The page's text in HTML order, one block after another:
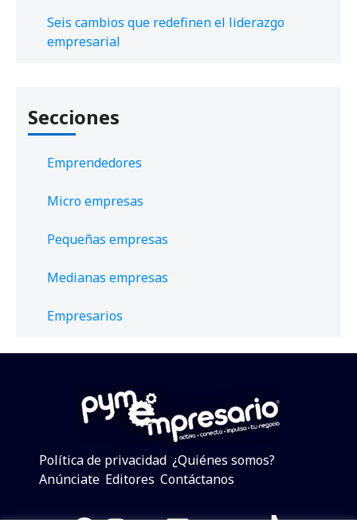
Seis cambios que redefinen el liderazgo
empresarial
Secciones
Emprendedores
Micro empresas
Pequeñas empresas
Medianas empresas
Empresarios
Política de privacidad ¿Quiénes somos?
Anúnciate Editores Contáctanos